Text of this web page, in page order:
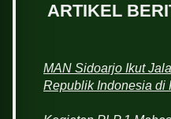
ARTIKEL
MAN Sidoarjo Ikut
Republik Indonesia di